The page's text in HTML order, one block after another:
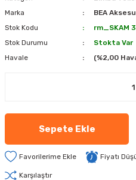
Marka
BEA
Stok Kodu
rm_SKAM
Stok Durumu
Stokta Var
Havale
(%2,00
Sepete Ekle
Fiyatı
Karşılaştır